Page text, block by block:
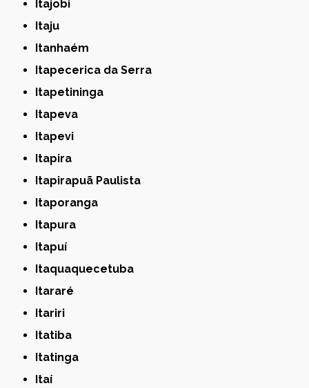
Itajobi
Itaju
Itanhaém
Itapecerica da Serra
Itapetininga
Itapeva
Itapevi
Itapira
Itapirapuã Paulista
Itaporanga
Itapura
Itapuí
Itaquaquecetuba
Itararé
Itariri
Itatiba
Itatinga
Itaí